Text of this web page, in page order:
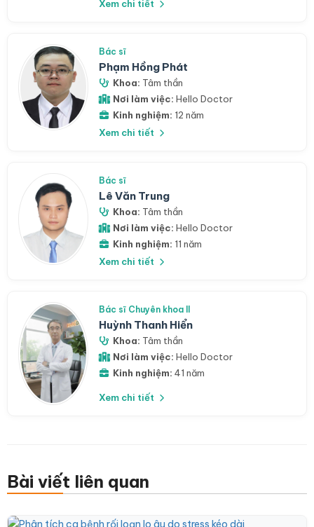
Xem chi tiết
Bác sĩ
Phạm Hồng Phát
Khoa: Tâm thần
Nơi làm việc: Hello Doctor
Kinh nghiệm: 12 năm
Xem chi tiết
Bác sĩ
Lê Văn Trung
Khoa: Tâm thần
Nơi làm việc: Hello Doctor
Kinh nghiệm: 11 năm
Xem chi tiết
Bác sĩ Chuyên khoa II
Huỳnh Thanh Hiển
Khoa: Tâm thần
Nơi làm việc: Hello Doctor
Kinh nghiệm: 41 năm
Xem chi tiết
Bài viết liên quan